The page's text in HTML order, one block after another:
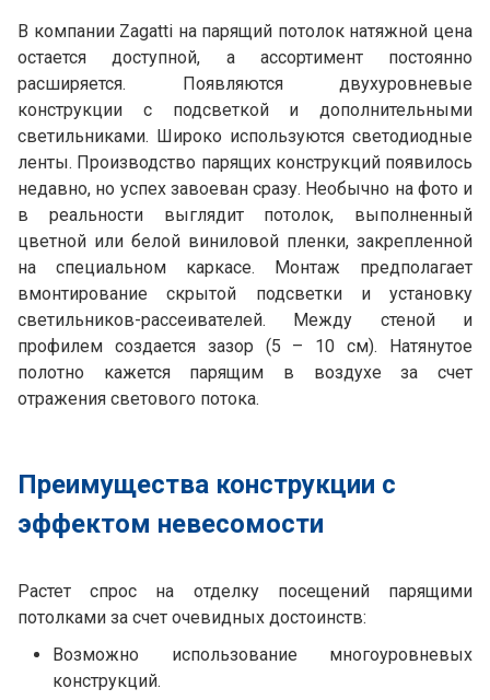
В компании Zagatti на парящий потолок натяжной цена
остается доступной, а ассортимент постоянно
расширяется. Появляются двухуровневые
конструкции с подсветкой и дополнительными
светильниками. Широко используются светодиодные
ленты. Производство парящих конструкций появилось
недавно, но успех завоеван сразу. Необычно на фото и
в реальности выглядит потолок, выполненный
цветной или белой виниловой пленки, закрепленной
на специальном каркасе. Монтаж предполагает
вмонтирование скрытой подсветки и установку
светильников-рассеивателей. Между стеной и
профилем создается зазор (5 – 10 см). Натянутое
полотно кажется парящим в воздухе за счет
отражения светового потока.
Преимущества конструкции с
эффектом невесомости
Растет спрос на отделку посещений парящими
потолками за счет очевидных достоинств:
Возможно использование многоуровневых
конструкций.